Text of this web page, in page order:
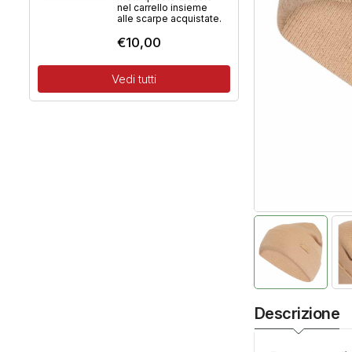
Descrizione
nel carrello insieme
alle scarpe acquistate.
€10,00
Vedi tutti